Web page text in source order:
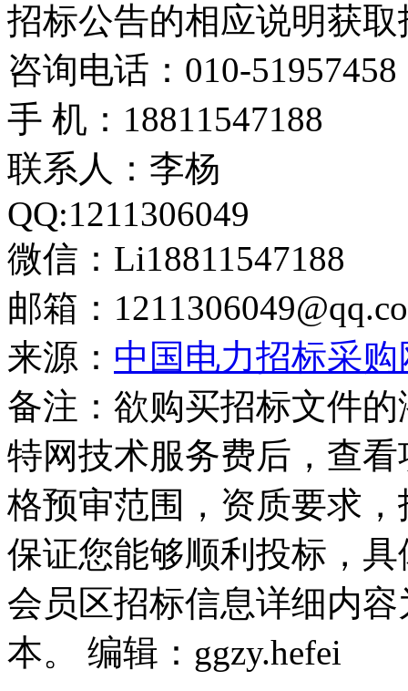
招标公告的相应说明获
咨询电话：010-51957458
手 机：18811547188
联系人：李杨
QQ:1211306049
微信：Li18811547188
邮箱：
来源： 中国电力招标采购
备注：欲购买招标文件
特网技术服务费后，查
格预审范围，资质要求
保证您能够顺利投标，
会员区招标信息详细内
本。 编辑：ggzy.hefei